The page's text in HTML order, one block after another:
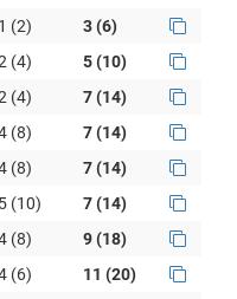
1 (2)
3 (6)
(4)
5 (10)
(4)
7 (14)
(8)
7 (14)
(8)
7 (14)
5 (10)
7 (14)
(8)
9 (18)
(6)
11 (20)